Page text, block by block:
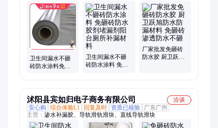
水泥浆、保护膜、网带pet、隔离层、外墙砖、聚合物、封檐板、
乙烯pvc、隔热漆、雨水管、雨水槽、地坪漆、落水管、沥青
sbs、排水管、贺德克、落水槽、油毡瓦、钢结构
卫生间漏水不砸
砖防水涂料免砸
卫生间漏水不砸
砖防水涂料 免砸
厂家批发免砸砖
防水胶 厨卫跃旭
沭阳县宾如归电子商务有限公司
洽谈
安心购
综合体验L1 回复及时 资质已核验
广东广州
主营： 渗水补漏胶、导轨滑轨滑块、直线导轨滑块